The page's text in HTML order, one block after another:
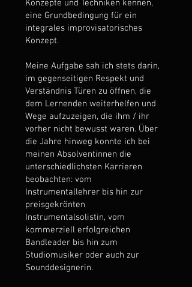
Konzepte und Techniken kennen,
eine Grundbedingung für ein
integrales improvisatorisches
Konzept.
Meine Aufgabe sah ich stets darin,
im gegenseitigen Respekt und
Verständnis Türen zu öffnen, die
dem Lernenden weiterhelfen und
Wege aufzuzeigen, die ihm / ihr
vorher nicht bewusst waren. Über
die Jahre hinweg konnte ich bei
meinen Absolventinnen die
unterschiedlichsten Karrieren
beobachten: vom
Instrumentallehrer bis hin zur
preisgekrönten
Instrumentalsolistin, vom
kommerziell erfolgreichen
Bandleader bis hin zum
Studiomusiker oder auch zur
Sounddesignerin.